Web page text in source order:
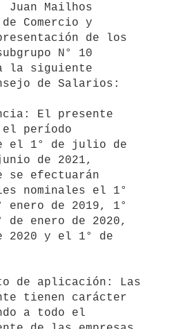
Juan Mailhos
Comercio y
de los
N° 10
la siguiente
de Salarios:
el período
el 1° de julio de
de 2021,
se efectuarán
nominales el 1°
de 2019, 1°
enero de 2020,
y el 1° de
tienen carácter
a todo el